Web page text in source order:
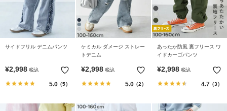
特
か
ら
す
サイドフリル デニムパンツ
¥2,998 税込
5.0（5）
ケミカル ダメージ ストレー
トデニム
¥2,998 税込
5.0（2）
あったか防風 裏フリース ワ
イドカーゴパンツ
¥2,998 税込
4.7 （3）